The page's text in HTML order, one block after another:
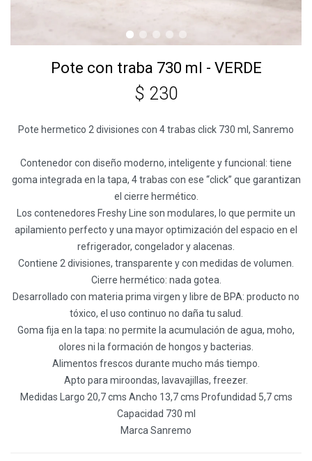
Pote con traba 730 ml - VERDE
$ 230
Pote hermetico 2 divisiones con 4 trabas click 730 ml, Sanremo
Contenedor con diseño moderno, inteligente y funcional: tiene
goma integrada en la tapa, 4 trabas con ese “click” que garantizan
el cierre hermético.
Los contenedores Freshy Line son modulares, lo que permite un
apilamiento perfecto y una mayor optimización del espacio en el
refrigerador, congelador y alacenas.
Contiene 2 divisiones, transparente y con medidas de volumen.
Cierre hermético: nada gotea.
Desarrollado con materia prima virgen y libre de BPA: producto no
tóxico, el uso continuo no daña tu salud.
Goma fija en la tapa: no permite la acumulación de agua, moho,
olores ni la formación de hongos y bacterias.
Alimentos frescos durante mucho más tiempo.
Apto para miroondas, lavavajillas, freezer.
Medidas Largo 20,7 cms Ancho 13,7 cms Profundidad 5,7 cms
Capacidad 730 ml
Marca Sanremo